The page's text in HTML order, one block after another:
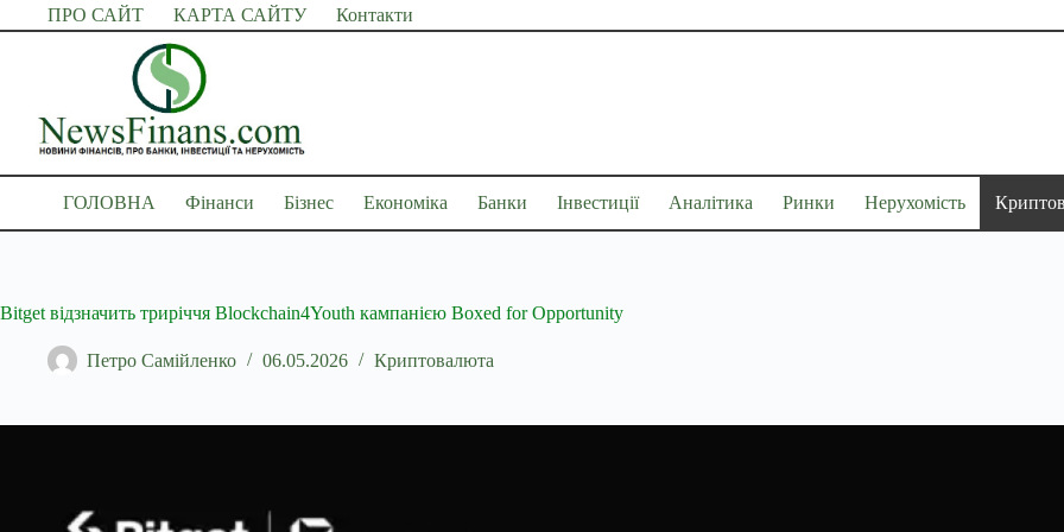
Перейти
до
ПРО САЙТ КАРТА САЙТУ Контакти
ГОЛОВНА Фінанси Бізнес Економіка Банки Інвестиції Аналітика Ринки Нерухомість
Bitget відзначить триріччя Blockchain4Youth кампанією Boxed for Opportunity
Петро Самійленко 06.05.2026 Криптовалюта